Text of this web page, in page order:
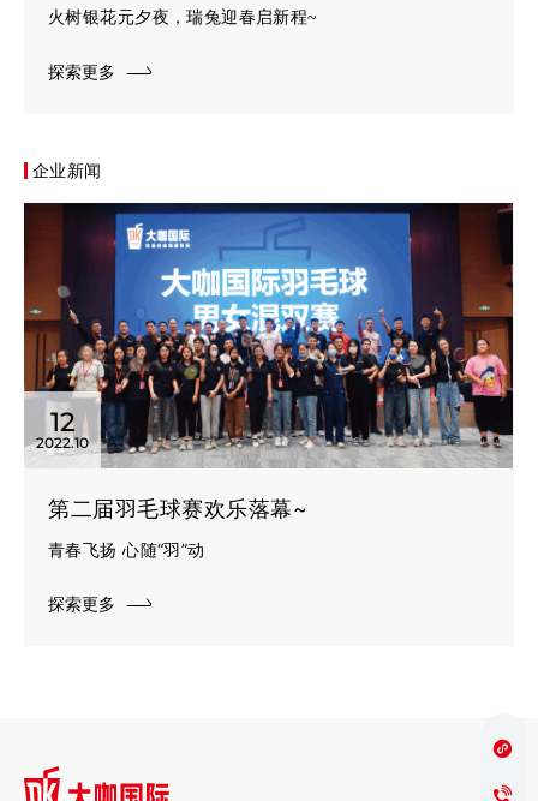
火树银花元夕夜，瑞兔迎春启新程~
探索更多
企业新闻
12
2022.10
第二届羽毛球赛欢乐落幕~
青春飞扬 心随“羽”动
探索更多